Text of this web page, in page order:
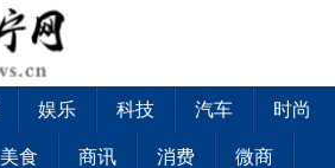
娱乐 科技 汽车 时尚
美食 商讯 消费 微商